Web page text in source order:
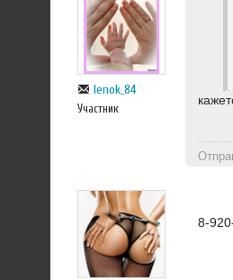
lenok_84
Участник
8-